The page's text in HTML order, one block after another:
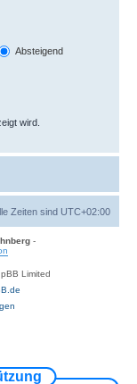
Absteigend
wird.
Zeiten sind UTC+02:00
-
Limited